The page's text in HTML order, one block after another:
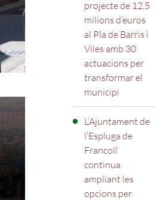
projecte de 12,5
milions d’euros
al Pla de Barris i
Viles amb 30
actuacions per
transformar el
municipi
L’Ajuntament de
l’Espluga de
Francolí
continua
ampliant les
opcions per